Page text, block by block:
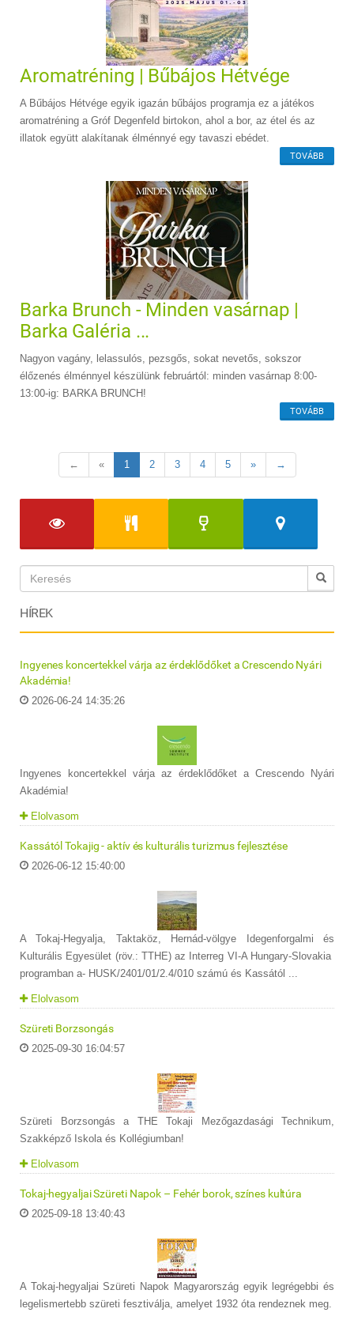
Aromatréning | Bűbájos Hétvége
A Bűbájos Hétvége egyik igazán bűbájos programja ez a játékos
aromatréning a Gróf Degenfeld birtokon, ahol a bor, az étel és az
illatok együtt alakítanak élménnyé egy tavaszi ebédet.
TOVÁBB
Barka Brunch - Minden vasárnap |
Barka Galéria ...
Nagyon vagány, lelassulós, pezsgős, sokat nevetős, sokszor
élőzenés élménnyel készülünk februártól: minden vasárnap 8:00-
13:00-ig: BARKA BRUNCH!
TOVÁBB
← « 1 2 3 4 5 » →
HÍREK
Ingyenes koncertekkel várja az érdeklődőket a Crescendo Nyári
Akadémia!
2026-06-24 14:35:26
Ingyenes koncertekkel várja az érdeklődőket a Crescendo Nyári
Akadémia!
Elolvasom
Kassától Tokajig - aktív és kulturális turizmus fejlesztése
2026-06-12 15:40:00
A Tokaj-Hegyalja, Taktaköz, Hernád-völgye Idegenforgalmi és
Kulturális Egyesület (röv.: TTHE) az Interreg VI-A Hungary-Slovakia
programban a- HUSK/2401/01/2.4/010 számú és Kassától ...
Elolvasom
Szüreti Borzsongás
2025-09-30 16:04:57
Szüreti Borzsongás a THE Tokaji Mezőgazdasági Technikum,
Szakképző Iskola és Kollégiumban!
Elolvasom
Tokaj-hegyaljai Szüreti Napok – Fehér borok, színes kultúra
2025-09-18 13:40:43
A Tokaj-hegyaljai Szüreti Napok Magyarország egyik legrégebbi és
legelismertebb szüreti fesztiválja, amelyet 1932 óta rendeznek meg.